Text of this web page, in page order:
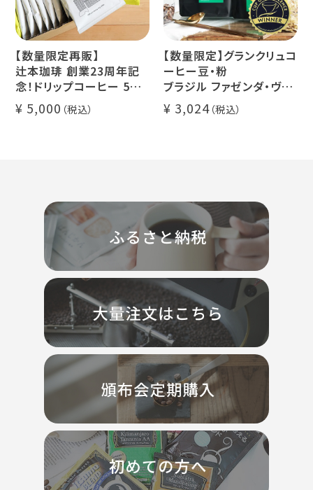
【数量限定再販】
辻本珈琲 創業23周年記
念！ドリップコーヒー 5種
50杯セット
アニバーサリーブレンド
5,000
【数量限定】グランクリュコ
ーヒー豆・粉
ブラジル ファゼンダ・ヴァ
レ・ド・クリスタル（100g /
200g / 1kg）
3,024